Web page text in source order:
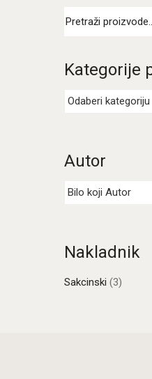
Kategorije
Autor
Nakladnik
Sakcinski (3)